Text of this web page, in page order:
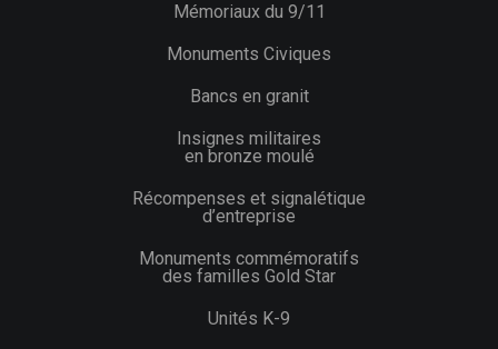
Mémoriaux du 9/11
Monuments Civiques
Bancs en granit
Insignes militaires
en bronze moulé
Récompenses et signalétique
d’entreprise
Monuments commémoratifs
des familles Gold Star
Unités K-9